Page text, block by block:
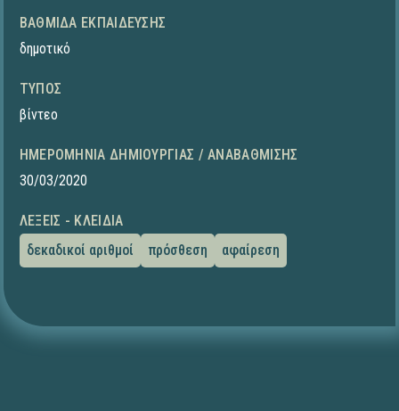
ΒΑΘΜΊΔΑ ΕΚΠΑΊΔΕΥΣΗΣ
δημοτικό
ΤΎΠΟΣ
βίντεο
ΗΜΕΡΟΜΗΝΊΑ ΔΗΜΙΟΥΡΓΊΑΣ / ΑΝΑΒΆΘΜΙΣΗΣ
30/03/2020
ΛΈΞΕΙΣ - ΚΛΕΙΔΙΆ
δεκαδικοί αριθμοί
πρόσθεση αφαίρεση